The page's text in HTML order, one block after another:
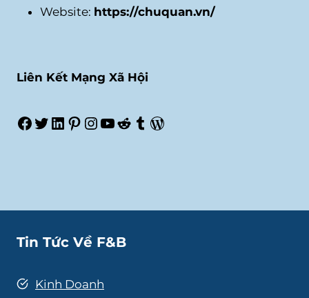
Website: https://chuquan.vn/
Liên Kết Mạng Xã Hội
Facebook
Twitter
LinkedIn
Pinterest
Instagram
Youtube
Reddit
Tumblr
WordPress
Tin Tức Về F&B
Kinh Doanh